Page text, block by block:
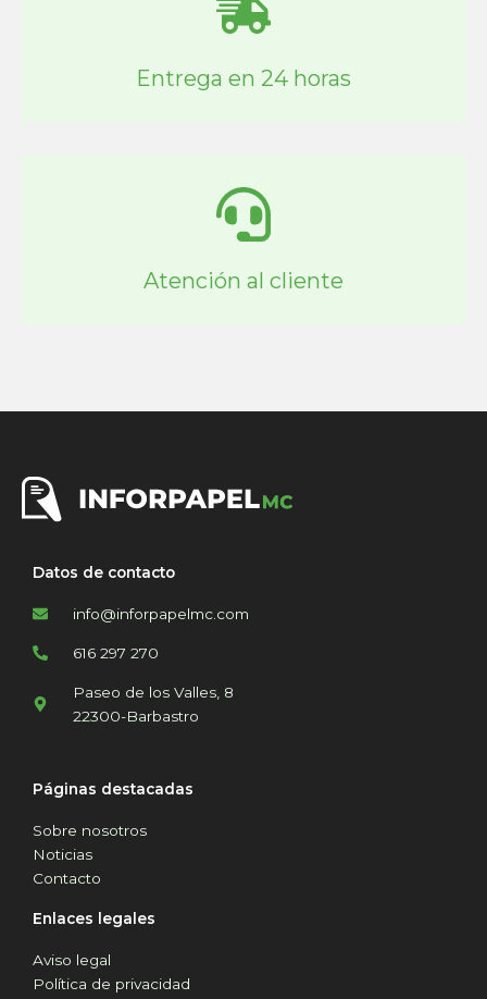
Entrega en 24 horas
Atención al cliente
Datos de contacto
info@inforpapelmc.com
616 297 270
Paseo de los Valles, 8
22300-Barbastro
Páginas destacadas
Sobre nosotros
Noticias
Contacto
Enlaces legales
Aviso legal
Política de privacidad